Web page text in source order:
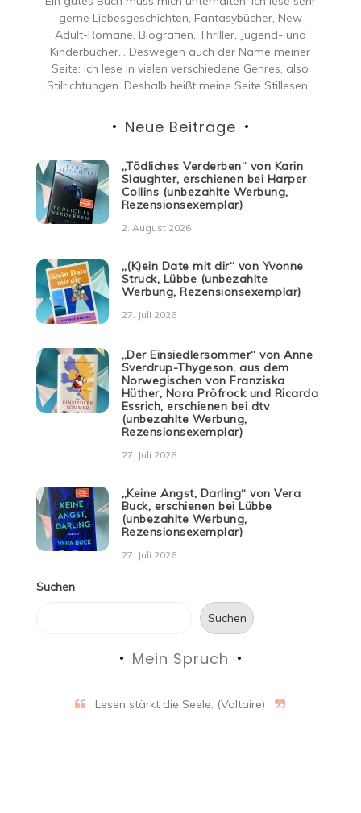
gerne Liebesgeschichten, Fantasybücher, New
Adult-Romane, Biografien, Thriller, Jugend- und
Kinderbücher… Deswegen auch der Name meiner
Seite: ich lese in vielen verschiedene Genres, also
Stilrichtungen. Deshalb heißt meine Seite Stillesen.
Neue Beiträge
„Tödliches Verderben“ von Karin
Slaughter, erschienen bei Harper
Collins (unbezahlte Werbung,
Rezensionsexemplar)
2. August 2026
„(K)ein Date mit dir“ von Yvonne
Struck, Lübbe (unbezahlte
Werbung, Rezensionsexemplar)
27. Juli 2026
„Der Einsiedlersommer“ von Anne
Sverdrup-Thygeson, aus dem
Norwegischen von Franziska
Hüther, Nora Pröfrock und Ricarda
Essrich, erschienen bei dtv
(unbezahlte Werbung,
Rezensionsexemplar)
27. Juli 2026
„Keine Angst, Darling“ von Vera
Buck, erschienen bei Lübbe
(unbezahlte Werbung,
Rezensionsexemplar)
27. Juli 2026
Suchen
Suchen
Mein Spruch
Lesen stärkt die Seele. (Voltaire)